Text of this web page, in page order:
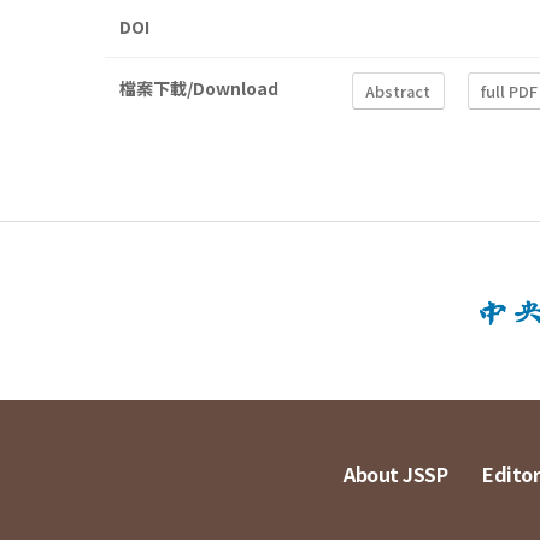
DOI
檔案下載/Download Abstract full
About JSSP